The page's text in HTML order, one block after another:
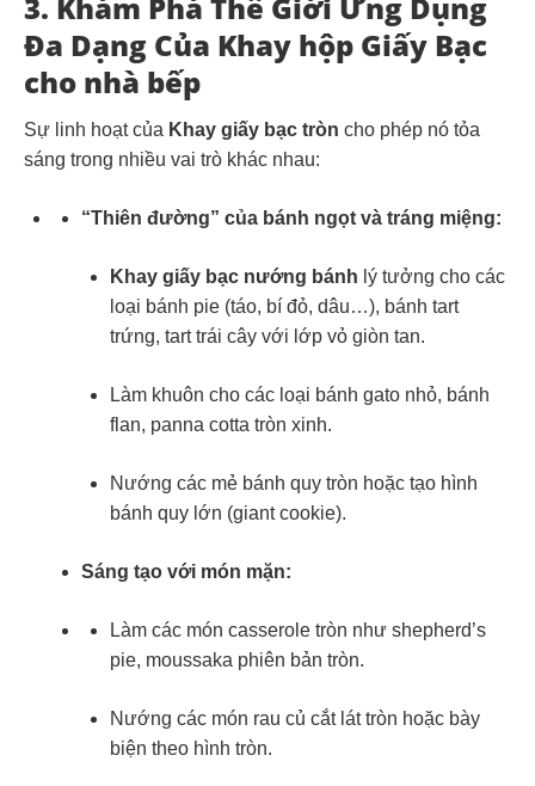
Đa Dạng Của Khay hộp Giấy Bạc
cho nhà bếp
Sự linh hoạt của Khay giấy bạc tròn cho phép nó tỏa
sáng trong nhiều vai trò khác nhau:
“Thiên đường” của bánh ngọt và tráng miệng:
Khay giấy bạc nướng bánh lý tưởng cho các
loại bánh pie (táo, bí đỏ, dâu…), bánh tart
trứng, tart trái cây với lớp vỏ giòn tan.
Làm khuôn cho các loại bánh gato nhỏ, bánh
flan, panna cotta tròn xinh.
Nướng các mẻ bánh quy tròn hoặc tạo hình
bánh quy lớn (giant cookie).
Sáng tạo với món mặn:
Làm các món casserole tròn như shepherd’s
pie, moussaka phiên bản tròn.
Nướng các món rau củ cắt lát tròn hoặc bày
biện theo hình tròn.